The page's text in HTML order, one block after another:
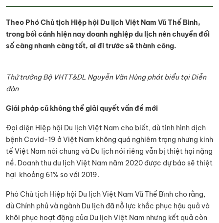
Theo Phó Chủ tịch Hiệp hội Du lịch Việt Nam Vũ Thế Bình,
trong bối cảnh hiện nay doanh nghiệp du lịch nên chuyển đổi
số càng nhanh càng tốt, ai đi trước sẽ thành công.
Thứ trưởng Bộ VHTT&DL Nguyễn Văn Hùng phát biểu tại Diễn
đàn
Giải pháp cũ không thể giải quyết vấn đề mới
Đại diện Hiệp hội Du lịch Việt Nam cho biết, dù tình hình dịch
bệnh Covid-19 ở Việt Nam không quá nghiêm trọng nhưng kinh
tế Việt Nam nói chung và Du lịch nói riêng vẫn bị thiệt hại nặng
nề. Doanh thu du lịch Việt Nam năm 2020 được dự báo sẽ thiệt
hại khoảng 61% so với 2019.
Phó Chủ tịch Hiệp hội Du lịch Việt Nam Vũ Thế Bình cho rằng,
dù Chính phủ và ngành Du lịch đã nỗ lực khắc phục hậu quả và
khôi phục hoạt động của Du lịch Việt Nam nhưng kết quả còn